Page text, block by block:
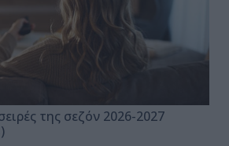
της σεζόν 2026-2027